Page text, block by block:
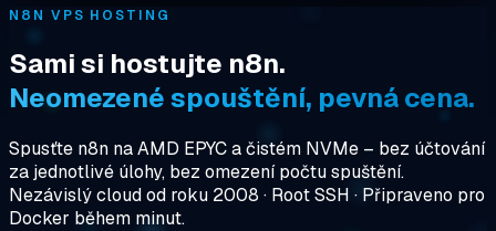
N8N VPS HOSTING
Sami si hostujte n8n.
Neomezené spouštění, pevná cena.
Spusťte n8n na AMD EPYC a čistém NVMe – bez účtování
za jednotlivé úlohy, bez omezení počtu spuštění.
Nezávislý cloud od roku 2008 · Root SSH · Připraveno pro
Docker během minut.